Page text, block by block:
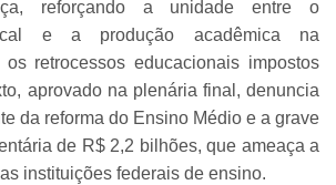
reforçando a unidade entre o
e a produção acadêmica na
os retrocessos educacionais impostos
aprovado na plenária final, denuncia
da reforma do Ensino Médio e a grave
de R$ 2,2 bilhões, que ameaça a
instituições federais de ensino.